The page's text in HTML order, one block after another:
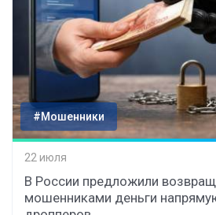
#Мошенники
22 июля
В России предложили
мошенниками деньги